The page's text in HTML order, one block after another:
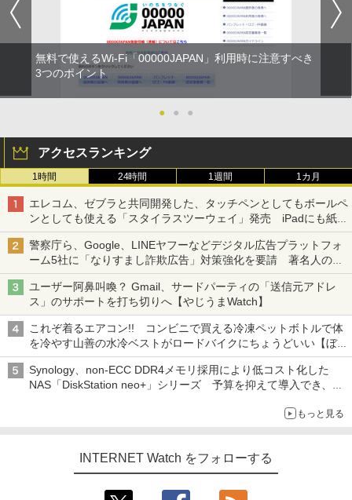
無料で使えるWi-Fi「00000JAPAN」利用時に注意すべき
3つのポイント
● ● ●
アクセスランキング
1時間 24時間 1週間 1カ月
エレコム、ゼブラと共同開発した、タッチペンとしてもボールペ
ンとしても使える「スタイラスツーウェイ」発売 iPadにも紙に
も、持ち替えずに書き込める
警察庁ら、Google、LINEヤフーなどデジタル広告プラットフォ
ーム5社に「なりすまし詐欺広告」対策強化を要請 著名人の写
真や映像を使った投資詐欺などへの対策として
ユーザー阿鼻叫喚？ Gmail、サードパーティの「送信元アドレ
ス」のサポートを打ち切りへ【やじうまWatch】
これぞ着るエアコン!! コンビニで買える冷凍ペットボトルで体
を冷やす山善の水冷ベストがロードバイクにちょうどいい【ぼっ
ち・ざ・ろーど！その14】【空いた時間でなにしてる？】
Synology、non-ECC DDR4メモリ採用により低コスト化した
NAS「DiskStation neo+」シリーズ 予算を抑えて導入でき、
もっと見る
INTERNET Watch をフォローする